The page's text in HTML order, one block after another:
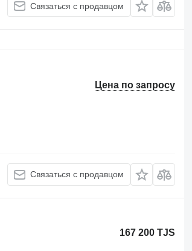
Связаться с продавцом
Цена по запросу
Связаться с продавцом
167 200 TJS